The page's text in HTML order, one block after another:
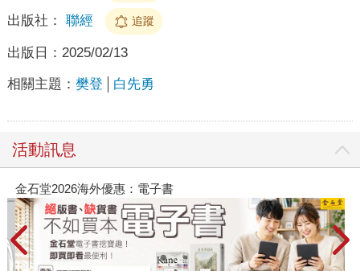
出版社： 聯經 追蹤
出版日： 2025/02/13
相關主題： 樊登 白先勇
活動訊息
春光ｘ奇幻基地｜全書系展